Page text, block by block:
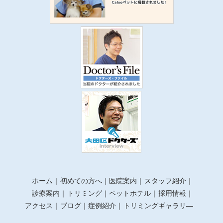
ホーム 初めての方へ 医院案内
スタッフ紹介
診療案内
トリミング ペットホテル
採用情報
アクセス
ブログ 症例紹介 トリミングギャラリ―